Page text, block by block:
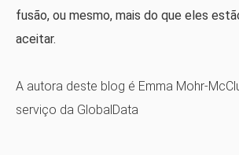
fusão, ou mesmo, mais do que eles
aceitar.
A autora deste blog é Emma Mohr-
serviço da GlobalData